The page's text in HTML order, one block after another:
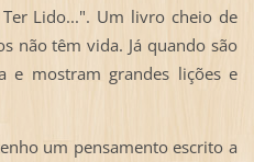
Lido...". Um livro cheio de
não têm vida. Já quando são
e mostram grandes lições e
um pensamento escrito a